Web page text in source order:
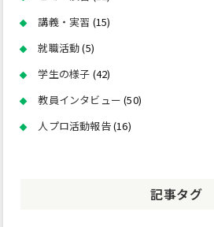
講義・実習 (15)
就職活動(5)
学生の様子 (42)
教員インタビュー (50)
人プロ活動報告(16)
記事タグ